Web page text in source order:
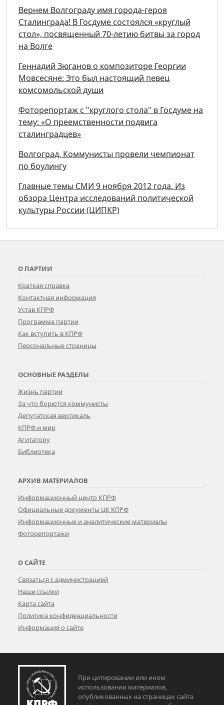
Вернем Волгограду имя города-героя
Сталинграда! В Госдуме состоялся «круглый
стол», посвященный 70-летию битвы за город
на Волге
Геннадий Зюганов о композиторе Георгии
Мовсесяне: Это был настоящий певец
комсомольской души
Фоторепортаж с "круглого стола" в Госдуме на
тему: «О преемственности подвига
сталинградцев»
Волгоград. Коммунисты провели чемпионат
по боулингу
Главные темы СМИ 9 ноября 2012 года. Из
обзора Центра исследований политической
культуры России (ЦИПКР)
О ПАРТИИ
Краткая справка
Контактная информация
Устав КПРФ
Программа партии
Как вступить в КПРФ
Персональные страницы
ОСНОВНЫЕ РАЗДЕЛЫ
Жизнь партии
За что борются коммунисты
Депутатская вертикаль
КПРФ и мир
Агитатору
Библиотека
АРХИВ МАТЕРИАЛОВ
Информационный центр КПРФ
Официальные документы ЦК КПРФ
Информационные и аналитические материалы
Фоторепортажи
О САЙТЕ
Связаться с администрацией
Наши ссылки
Карта сайта
Политика конфиденциальности
Информация о сайте
При цитировании или ином
использовании материалов,
опубликованных на страницах сайта